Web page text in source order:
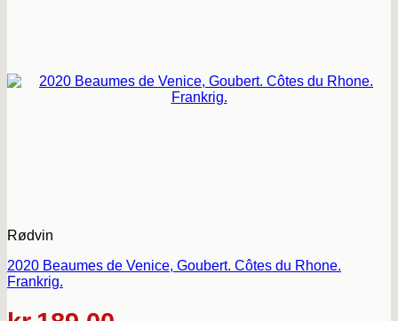
Rødvin
2020 Beaumes de Venice, Goubert. Côtes du Rhone.
Frankrig.